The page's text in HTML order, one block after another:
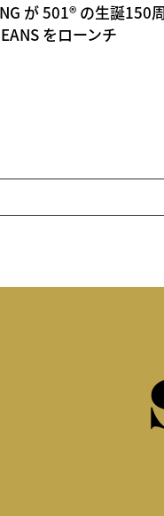
が 501® の生誕150
をローンチ